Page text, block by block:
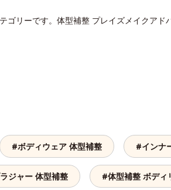
リーです。体型補整 プレイズメイクアド
#ボディウェア 体型補整 #インナ
ジャー 体型補整 #体型補整 ボディ